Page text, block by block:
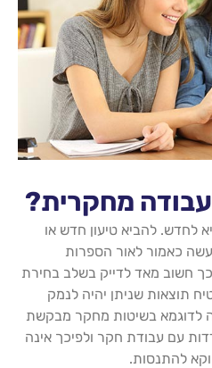
מחקרית?
לחדש. להביא טיעון חדש או
כאמור לאור הספרות
חשוב מאד לדייק בשלב בחירת
תוצאות שניתן יהיה לנמק
לדוגמא בשיטות מחקר מבקשת
עם עבודת חקר ולפיכך אינה
להתנסות.